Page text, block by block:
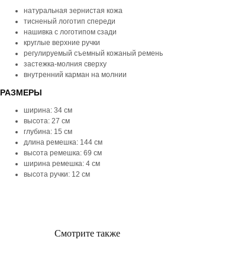
натуральная зернистая кожа
тисненый логотип спереди
нашивка с логотипом сзади
круглые верхние ручки
регулируемый съемный кожаный ремень
застежка-молния сверху
внутренний карман на молнии
РАЗМЕРЫ
ширина: 34 см
высота: 27 см
глубина: 15 см
длина ремешка: 144 см
высота ремешка: 69 см
ширина ремешка: 4 см
высота ручки: 12 см
Смотрите также